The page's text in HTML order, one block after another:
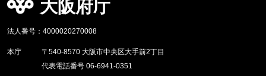
大阪府庁
法人番号：4000020270008
本庁
〒540-8570 大阪市中央区大手前2丁目
代表電話番号 06-6941-0351